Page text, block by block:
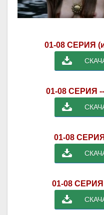
01-08 СЕРИЯ
01-08 СЕРИЯ
01-08
01-08 СЕРИЯ